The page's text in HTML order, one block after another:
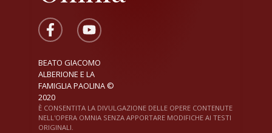
BEATO GIACOMO
ALBERIONE E LA
FAMIGLIA PAOLINA ©
2020
È CONSENTITA LA DIVULGAZIONE DELLE OPERE CONTENUTE
NELL'OPERA OMNIA SENZA APPORTARE MODIFICHE AI TESTI
ORIGINALI.